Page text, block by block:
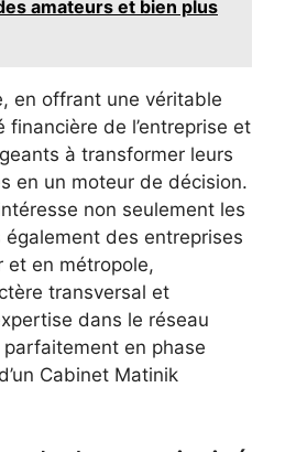
amateurs et bien plus
en offrant une véritable
de l’entreprise et
à transformer leurs
en un moteur de décision.
non seulement les
des entreprises
et en métropole,
transversal et
dans le réseau
en phase
Cabinet Matinik